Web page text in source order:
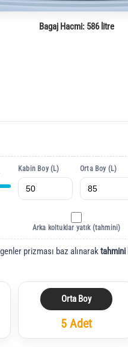
Bagaj Hacmi: 586 litre
Kabin Boy (L) Orta Boy (L)
Arka koltuklar yatık (tahmini)
prizması baz alınaraktahmini
Orta Boy
5 Adet